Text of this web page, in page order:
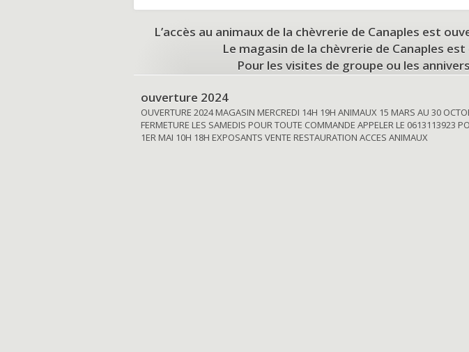
L’accès au animaux de la chèvrerie de Canaples est
Le magasin de la chèvrerie de Canaples
Pour les visites de groupe ou les
ouverture 2024
OUVERTURE 2024 MAGASIN MERCREDI 14H 19H ANIMAUX 15 MARS AU 30
FERMETURE LES SAMEDIS POUR TOUTE COMMANDE APPELER LE 0613113923
1ER MAI 10H 18H EXPOSANTS VENTE RESTAURATION ACCES ANIMAUX